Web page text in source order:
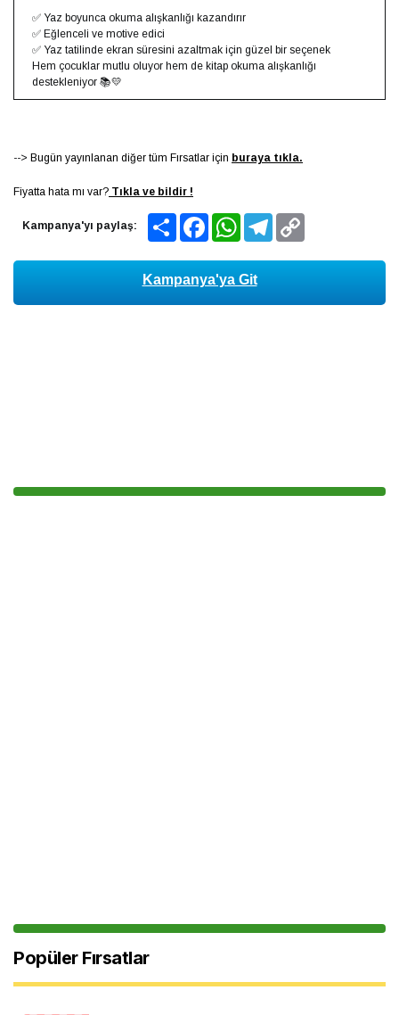
✅ Yaz boyunca okuma alışkanlığı kazandırır
✅ Eğlenceli ve motive edici
✅ Yaz tatilinde ekran süresini azaltmak için güzel bir seçenek
Hem çocuklar mutlu oluyor hem de kitap okuma alışkanlığı
destekleniyor 📚💛
--> Bugün yayınlanan diğer tüm Fırsatlar için buraya tıkla.
Fiyatta hata mı var? Tıkla ve bildir !
Kampanya'yı paylaş: Share FacebookWhatsAppTelegram
Kampanya'ya Git
Popüler Fırsatlar